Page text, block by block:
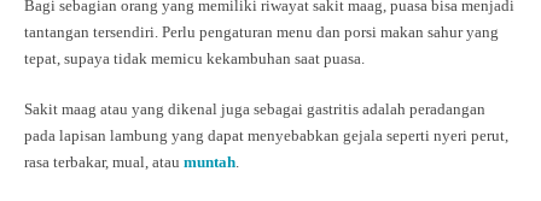
Bagi sebagian orang yang memiliki riwayat sakit maag, puasa bisa menjadi
tantangan tersendiri. Perlu pengaturan menu dan porsi makan sahur yang
tepat, supaya tidak memicu kekambuhan saat puasa.
Sakit maag atau yang dikenal juga sebagai gastritis adalah peradangan
pada lapisan lambung yang dapat menyebabkan gejala seperti nyeri perut,
rasa terbakar, mual, atau muntah